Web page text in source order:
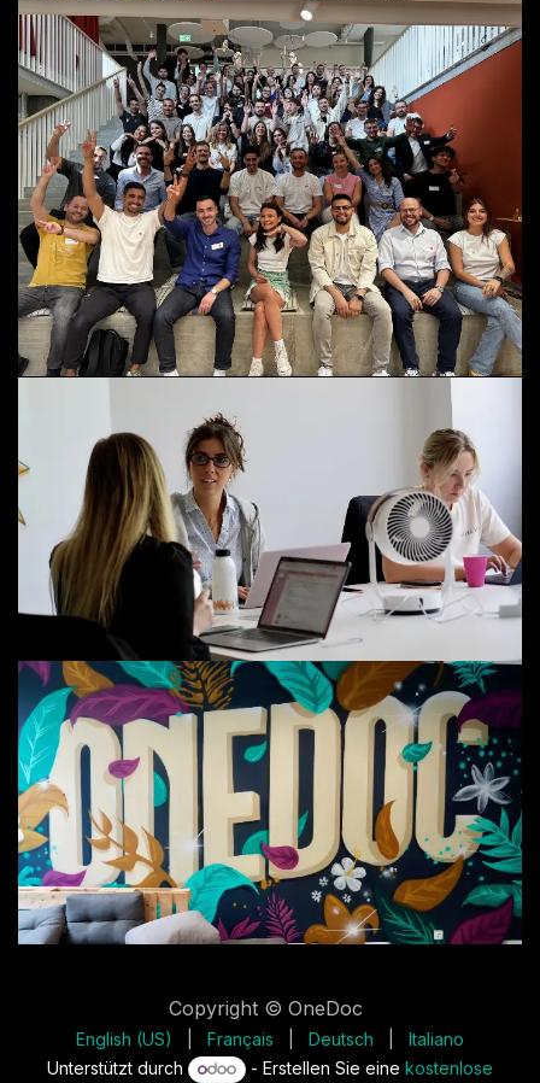
Copyright © OneDoc
English (US) Français Deutsch
Italiano
Unterstützt durch
- Erstellen Sie einekostenlose